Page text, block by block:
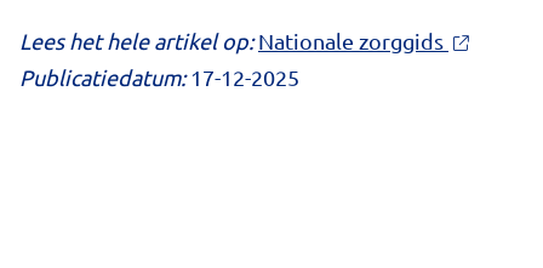
Lees het hele artikel op: Nationale zorggids
Publicatiedatum:17-12-2025